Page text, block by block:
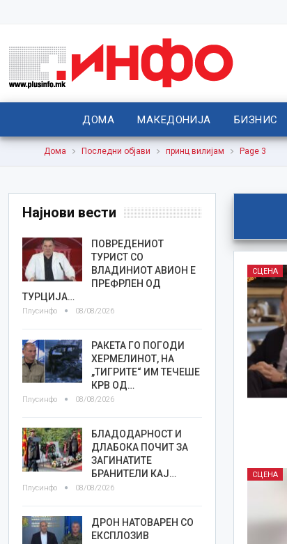
ДОМА МАКЕДОНИЈА БИЗНИС
Дома Последни објави принц вилијам Page 3
СЦЕНА
СЦЕНА
Најнови вести
ПОВРЕДЕНИОТ
ТУРИСТ СО
ВЛАДИНИОТ АВИОН Е
ПРЕФРЛЕН ОД
ТУРЦИЈА…
Плусинфо 08/08/2026
РАКЕТА ГО ПОГОДИ
ХЕРМЕЛИНОТ, НА
„ТИГРИТЕ“ ИМ ТЕЧЕШЕ
КРВ ОД…
Плусинфо 08/08/2026
БЛАДОДАРНОСТ И
ДЛАБОКА ПОЧИТ ЗА
ЗАГИНАТИТЕ
БРАНИТЕЛИ КАЈ…
Плусинфо 08/08/2026
ДРОН НАТОВАРЕН СО
ЕКСПЛОЗИВ